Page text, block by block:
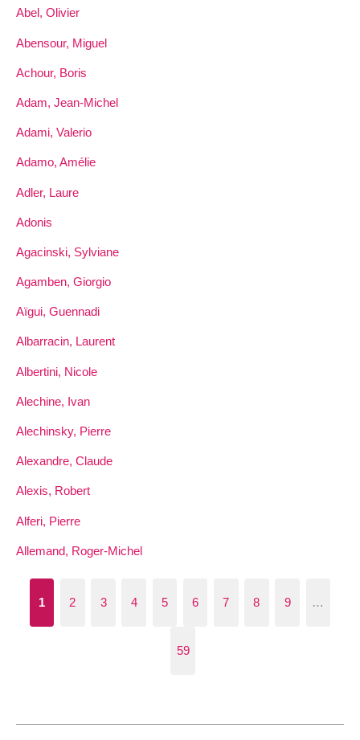
Abel, Olivier
Abensour, Miguel
Achour, Boris
Adam, Jean-Michel
Adami, Valerio
Adamo, Amélie
Adler, Laure
Adonis
Agacinski, Sylviane
Agamben, Giorgio
Aïgui, Guennadi
Albarracin, Laurent
Albertini, Nicole
Alechine, Ivan
Alechinsky, Pierre
Alexandre, Claude
Alexis, Robert
Alferi, Pierre
Allemand, Roger-Michel
1 2 3 4 5 6 7 8 9 …
59